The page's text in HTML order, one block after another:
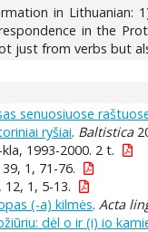
in
in the
just from verbs but
senuosiuose
ryšiai. Baltistica
1993-2000. 2 t.
1, 71-76.
1, 5-13.
(-a) kilmės. Acta
dėl o ir (i) io